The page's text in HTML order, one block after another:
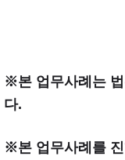
※본 업무사례는
다.
※본 업무사례를